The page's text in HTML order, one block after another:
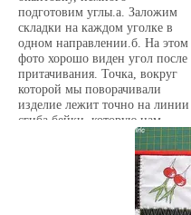
подготовим углы.а. Заложим
складки на каждом уголке в
одном направлении.б. На этом
фото хорошо виден угол после
притачивания. Точка, вокруг
которой мы поворачивали
изделие лежит точно на линии
сгиба бейки, которую нам
было не видно раньше
(см.фото 7б).в. А здесь хорошо
видно, для чего нужно
немного вытягивать нитку из
иголки при прохождении угла: